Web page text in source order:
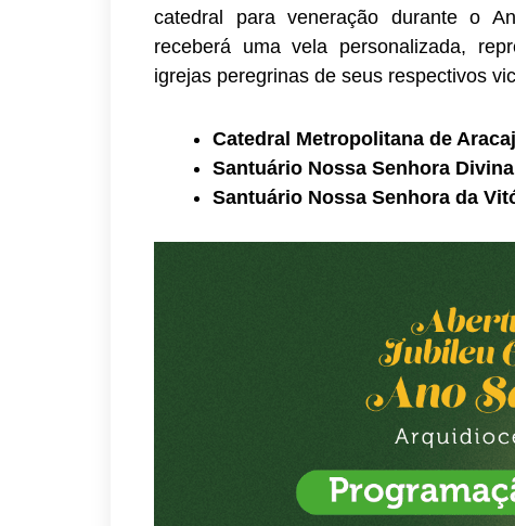
catedral para veneração durante o
receberá uma vela personalizada,
igrejas peregrinas de seus respectivos
Catedral Metropolitana de
Santuário Nossa Senhora
Santuário Nossa Senhora da